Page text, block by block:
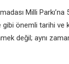
Milli Parkı’na
gibi önemli tarihi ve
değil; aynı